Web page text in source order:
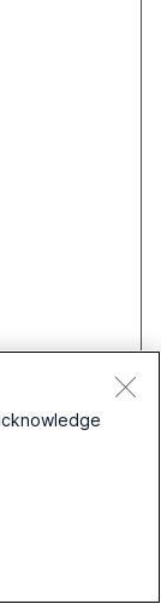
تسجيل مدة
المؤقت